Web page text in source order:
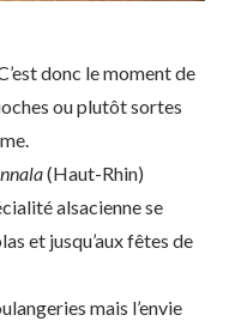
donc le moment de
ou plutôt sortes
(Haut-Rhin)
alsacienne se
et jusqu’aux fêtes de
mais l’envie